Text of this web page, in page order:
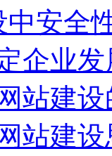
安全
企业
站建
站建设